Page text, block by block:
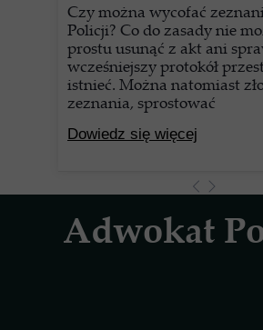
Adwokat
Czy można wycofać
Policji? Co do zasady nie
prostu usunąć z akt ani
wcześniejszy protokół
istnieć. Można natomiast
zeznania, sprostować
Dowiedz się więcej